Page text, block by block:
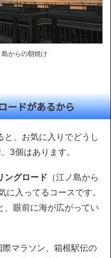
からの朝焼け
ードがあるから
と、お気に入りでどうし
3個はあります。
ングロード （江ノ島から
入ってるコースです。
、眼前に海が広がってい
マラソン、箱根駅伝の